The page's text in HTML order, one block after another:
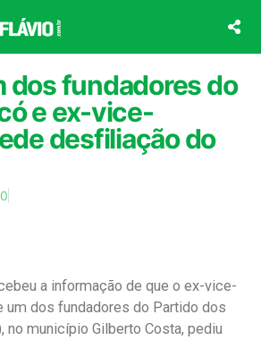
dos fundadores do
e ex-vice-
desfiliação do
a informação de que o ex-vice-
um dos fundadores do Partido dos
no município Gilberto Costa, pediu